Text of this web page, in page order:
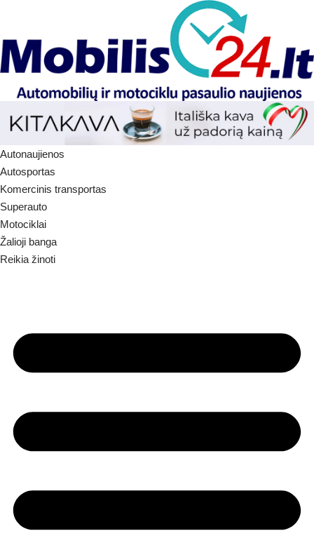
Autonaujienos
Autosportas
Komercinis transportas
Superauto
Motociklai
Žalioji banga
Reikia žinoti